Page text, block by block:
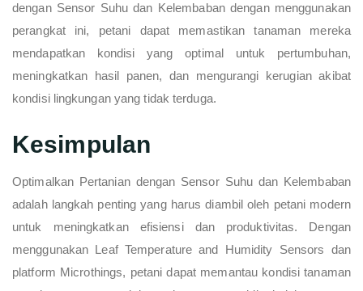
dengan Sensor Suhu dan Kelembaban dengan menggunakan
perangkat ini, petani dapat memastikan tanaman mereka
mendapatkan kondisi yang optimal untuk pertumbuhan,
meningkatkan hasil panen, dan mengurangi kerugian akibat
kondisi lingkungan yang tidak terduga.
Kesimpulan
Optimalkan Pertanian dengan Sensor Suhu dan Kelembaban
adalah langkah penting yang harus diambil oleh petani modern
untuk meningkatkan efisiensi dan produktivitas. Dengan
menggunakan Leaf Temperature and Humidity Sensors dan
platform Microthings, petani dapat memantau kondisi tanaman